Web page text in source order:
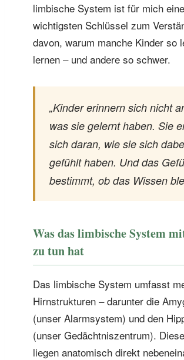
limbische System ist für mich
wichtigsten Schlüssel zum
davon, warum manche Kinder so
lernen – und andere so schwer.
„Kinder erinnern sich nicht
was sie gelernt haben. Sie
sich daran, wie sie sich
gefühlt haben. Und das
bestimmt, ob das Wissen
Was das limbische System
zu tun hat
Das limbische System umfasst
Hirnstrukturen – darunter die
(unser Alarmsystem) und den
(unser Gedächtniszentrum).
liegen anatomisch direkt